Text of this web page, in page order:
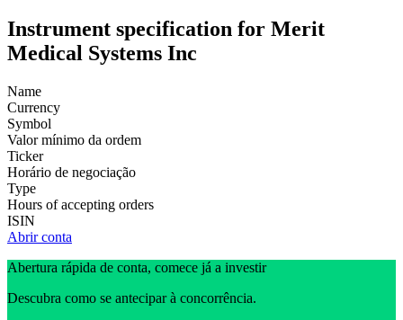
Instrument specification for Merit
Medical Systems Inc
Name
Currency
Symbol
Valor mínimo da ordem
Ticker
Horário de negociação
Type
Hours of accepting orders
ISIN
Abrir conta
Abertura rápida de conta, comece já a investir
Descubra como se antecipar à concorrência.